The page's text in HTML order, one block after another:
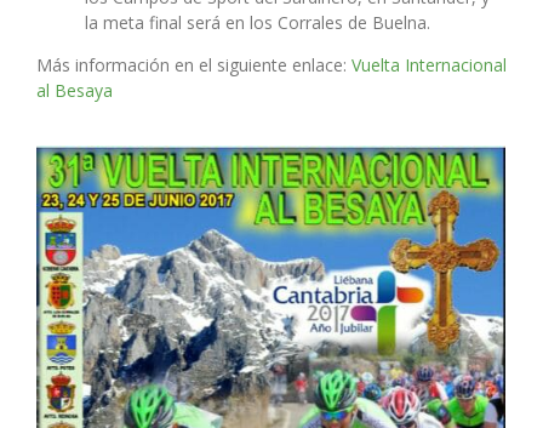
la meta final será en los Corrales de Buelna.
Más información en el siguiente enlace: Vuelta Internacional
al Besaya